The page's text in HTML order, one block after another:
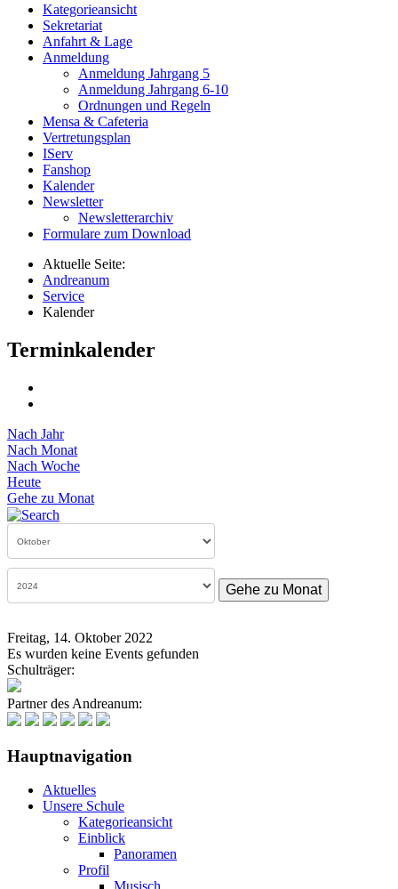
Kategorieansicht
Sekretariat
Anfahrt & Lage
Anmeldung
Anmeldung Jahrgang 5
Anmeldung Jahrgang 6-10
Ordnungen und Regeln
Mensa & Cafeteria
Vertretungsplan
IServ
Fanshop
Kalender
Newsletter
Newsletterarchiv
Formulare zum Download
Aktuelle Seite:
Andreanum
Service
Kalender
Terminkalender
Nach Jahr
Nach Monat
Nach Woche
Heute
Gehe zu Monat
Gehe zu Monat
Freitag, 14. Oktober 2022
Es wurden keine Events gefunden
Schulträger:
Partner des Andreanum:
Hauptnavigation
Aktuelles
Unsere Schule
Kategorieansicht
Einblick
Panoramen
Profil